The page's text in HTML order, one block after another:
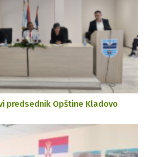
predsednik Opštine Kladovo